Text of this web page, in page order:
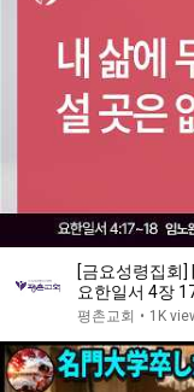
[금요성령집회]
요한일서 4장
평촌교회 • 1K